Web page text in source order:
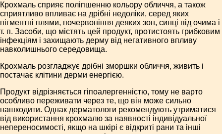
Крохмаль сприяє поліпшенню кольору обличчя, а також
сприятливо впливає на дрібні недоліки, серед яких
пігментні плями, почервоніння деяких зон, синці під очима і
т. п. Засоби, що містять цей продукт, протистоять грибковим
інфекціям і захищають дерму від негативного впливу
навколишнього середовища.
Крохмаль розгладжує дрібні зморшки обличчя, живить і
постачає клітини дерми енергією.
Продукт відрізняється гіпоалергенністю, тому не варто
особливо переживати через те, що він може сильно
нашкодити. Однак дерматологи рекомендують утриматися
від використання крохмалю за наявності індивідуальної
непереносимості, якщо на шкірі є відкриті рани та інші